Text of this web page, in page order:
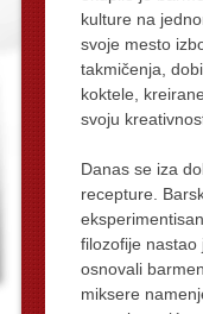
kulture na
svoje mesto
takmičenja,
koktele,
svoju
Danas se iza
recepture.
filozofije nastao
osnovali
miksere